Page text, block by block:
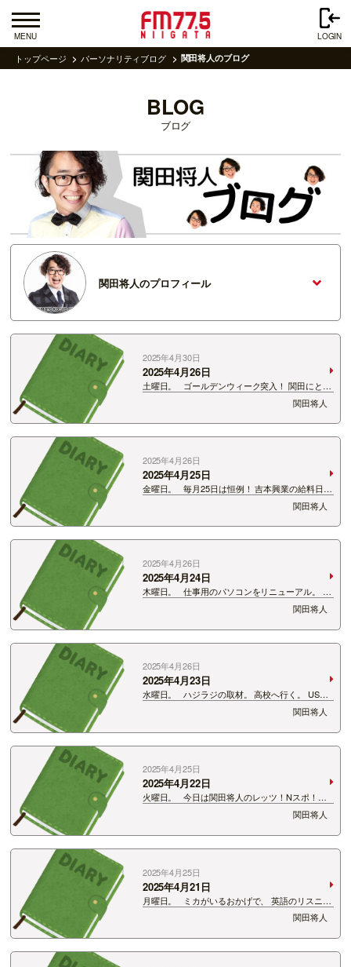
MENU LOGIN
トップページ パーソナリティブログ 関田将人のブログ
BLOG
ブログ
関田将人のプロフィール
2025年4月30日
2025年4月26日
土曜日。 ゴールデンウィーク突入！ 関田にとっ
てもお仕事できると嬉しいよウィークでもある。
振り返ると15年前とか何をしていたから全く覚
えていない。 きっとバイト、バイト、ライブ、バ
イトとかだ…
関田将人
2025年4月26日
2025年4月25日
金曜日。 毎月25日は恒例！ 吉本興業の給料日。
今月は…あー足らんね！ これが今年最低月給で
ないとダメね！ 頑張らないと！ホント！
関田将人
2025年4月26日
2025年4月24日
木曜日。 仕事用のパソコンをリニューアル。 40
歳目前にして新たな知識を入れることに。 シュ
ーって頭から煙を出しています。 同じ系統のパソ
コンを持っている人が軽めのマウントを取ってき
ます。 人…
関田将人
2025年4月26日
2025年4月23日
水曜日。 ハジラジの取材。 高校へ行く。 USU
くん、翔ちゃんといる時間がマジで放課後みたい
な感じで好き。 いい大人だし、ちゃんと大人なん
ですけどね。 でもなんかあの頃のちょけた雰囲
気が出るん…
関田将人
2025年4月25日
2025年4月22日
火曜日。 今日は関田将人のレッツ！Nスポ！！
収録日。 前にも言いましたが、大谷ってヤツです
よがアシスタントとして出演くれるようになりま
した。 大谷に頼りまくっていたことが顕著で
す。 収録時間が…
関田将人
2025年4月25日
2025年4月21日
月曜日。 ミカがいるおかげで、 英語のリスニン
グ力は上がっているかも。 ただ聞けても話せな
い。 このモヤモヤを今日は思いっきり感じまし
た。 a littleでも話せるようになりたい。 &nbs…
関田将人